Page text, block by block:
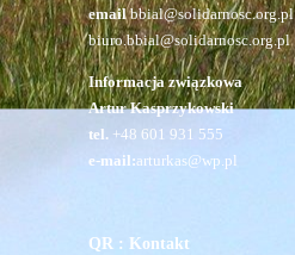
emailbbial@solidarnosc.org.pl
biuro.bbial@solidarnosc.org.pl
Informacja związkowa
Artur Kasprzykowski
tel.+48 601 931 555
e-mail:arturkas@wp.pl
QR : Kontakt